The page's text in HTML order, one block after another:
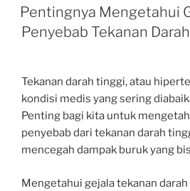
ON
Pentingnya Mengetahui
Penyebab Tekanan
Tekanan darah tinggi, atau
kondisi medis yang sering
Penting bagi kita untuk
penyebab dari tekanan darah
mencegah dampak buruk yang
Mengetahui gejala tekanan